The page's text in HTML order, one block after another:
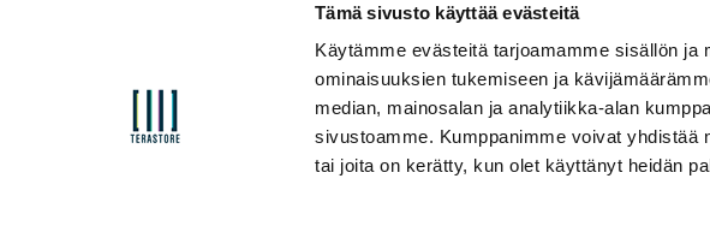
Tämä sivusto käyttää evästeitä
Käytämme evästeitä tarjoamamme sisällön ja
ominaisuuksien tukemiseen ja
median, mainosalan ja analytiikka-alan
sivustoamme. Kumppanimme voivat yhdistää
tai joita on kerätty, kun olet käyttänyt heidän